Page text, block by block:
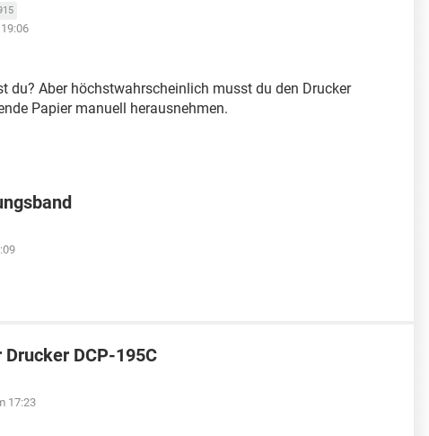
du? Aber höchstwahrscheinlich musst du den Drucker
Papier manuell herausnehmen.
DCP-195C
17:23